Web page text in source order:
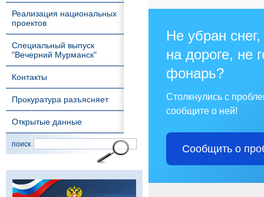
Реализация национальных
проектов
Специальный выпуск
"Вечерний Мурманск"
Контакты
Прокуратура разъясняет
Открытые данные
поиск
Не убран
на дороге, не
фонарь?
Столкнулись с
сообщите о ней!
Сообщить о